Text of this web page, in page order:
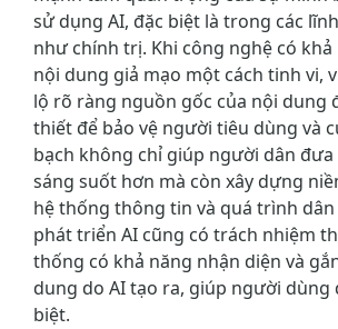
sử dụng AI, đặc biệt là trong các
như chính trị. Khi công nghệ có
nội dung giả mạo một cách tinh vi,
lộ rõ ràng nguồn gốc của nội dung
thiết để bảo vệ người tiêu dùng và
bạch không chỉ giúp người dân
sáng suốt hơn mà còn xây dựng
hệ thống thông tin và quá trình dân
phát triển AI cũng có trách nhiệm
thống có khả năng nhận diện và
dung do AI tạo ra, giúp người dùng
biệt.